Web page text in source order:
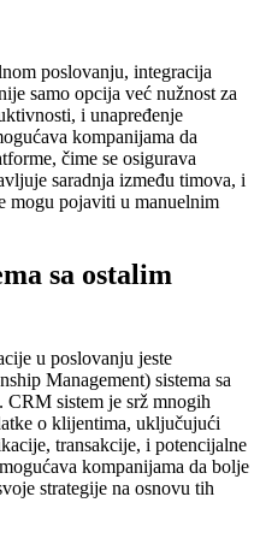
poslovanju, integracija
samo opcija već nužnost za
i unapređenje
kompanijama da
čime se osigurava
saradnja između timova, i
mogu pojaviti u manuelnim
sa ostalim
u poslovanju jeste
Management) sistema sa
sistem je srž mnogih
o klijentima, uključujući
transakcije, i potencijalne
kompanijama da bolje
strategije na osnovu tih